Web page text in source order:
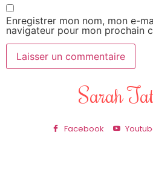
Enregistrer mon nom, mon e-
navigateur pour mon prochain
Sarah
Facebook